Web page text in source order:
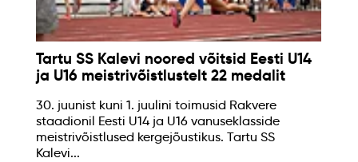
Tartu SS Kalevi noored võitsid Eesti U14
ja U16 meistrivõistlustelt 22 medalit
30. juunist kuni 1. juulini toimusid Rakvere
staadionil Eesti U14 ja U16 vanuseklasside
meistrivõistlused kergejõustikus. Tartu SS
Kalevi...